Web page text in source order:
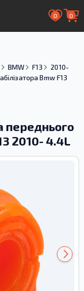
0 0
BMW F13
2010-
Bmw F13
переднього
2010- 4.4L